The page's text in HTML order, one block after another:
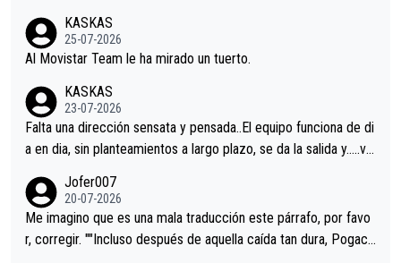
KASKAS
25-07-2026
Al Movistar Team le ha mirado un tuerto.
KASKAS
23-07-2026
Falta una dirección sensata y pensada..El equipo funciona de di
a en dia, sin planteamientos a largo plazo, se da la salida y…..ve
Minguez, Velez etc etc.Me da pena vivir estos momentos tan
tristes sin victorias.
Jofer007
20-07-2026
Me imagino que es una mala traducción este párrafo, por favo
r, corregir. ""Incluso después de aquella caída tan dura, Pogaca